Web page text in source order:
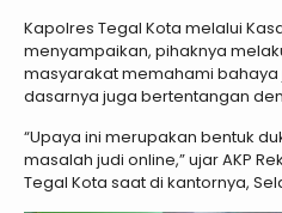
Kapolres Tegal Kota melalui
menyampaikan, pihaknya
masyarakat memahami bahaya
dasarnya juga bertentangan
“Upaya ini merupakan bentuk
masalah judi online,” ujar AKP
Tegal Kota saat di kantornya,